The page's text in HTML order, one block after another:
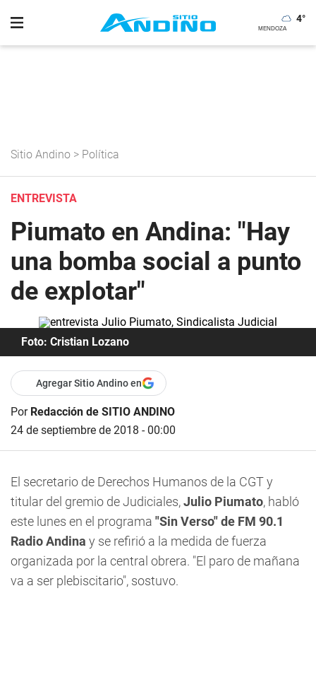
4°
Sitio Andino > Política
ENTREVISTA
Piumato en Andina: "Hay
una bomba social a punto
de explotar"
Foto: Cristian Lozano
Agregar Sitio Andino en
Por Redacción de SITIO ANDINO
24 de septiembre de 2018 - 00:00
El secretario de Derechos Humanos de la CGT y
titular del gremio de Judiciales,Julio Piumato, habló
este lunes en el programa "Sin Verso" de FM 90.1
Radio Andina y se refirió a la medida de fuerza
organizada por la central obrera. "El paro de mañana
va a ser plebiscitario", sostuvo.